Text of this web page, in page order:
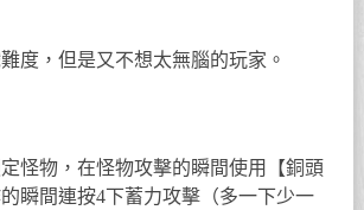
度，但是又不想太無腦的玩家。
怪物，在怪物攻擊的瞬間使用【銅頭
瞬間連按4下蓄力攻擊（多一下少一